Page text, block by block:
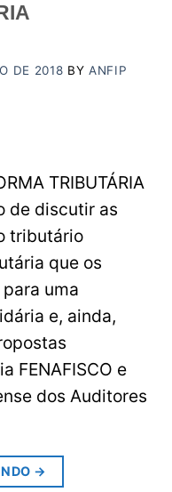
DE 2018 BY ANFIP
TRIBUTÁRIA
de discutir as
tributário
que os
uma
e, ainda,
FENAFISCO e
dos Auditores
→